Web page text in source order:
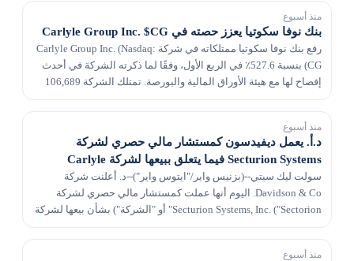
منذ أسبوع
بنك نوفا سكوتيا يعزز حصته في Carlyle Group Inc. $CG
رفع بنك نوفا سكوتيا ممتلكاته في شركة Carlyle Group Inc. (Nasdaq:
CG) بنسبة 527.6٪ في الربع الأول، وفقًا لما ذكرته الشركة في أحدث
إفصاح لها مع هيئة الأوراق المالية والبورصة. تمتلك الشركة 106,689
منذ أسبوع
د.أ. يعمل ديفيدسون كمستشار مالي حصري لشركة
Secturion Systems فيما يتعلق ببيعها لشركة Carlyle
سولت ليك سيتي--(بزنيس واير/"ايتوس واير")--د. أعلنت شركة
Davidson & Co. اليوم أنها عملت كمستشار مالي حصري لشركة
Secturion Systems, Inc. ("Sectorion" أو "الشركة") بشأن بيعها لشركة
منذ أسبوع